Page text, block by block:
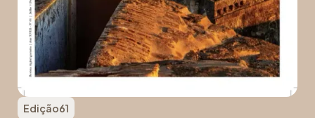
Edição61